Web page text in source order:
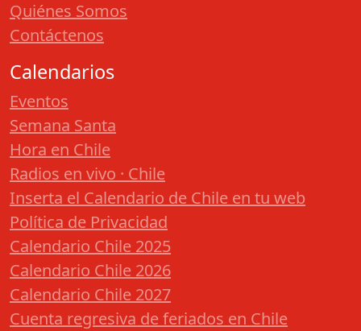
Quiénes Somos
Contáctenos
Calendarios
Eventos
Semana Santa
Hora en Chile
Radios en vivo · Chile
Inserta el Calendario de Chile en tu web
Política de Privacidad
Calendario Chile 2025
Calendario Chile 2026
Calendario Chile 2027
Cuenta regresiva de feriados en Chile